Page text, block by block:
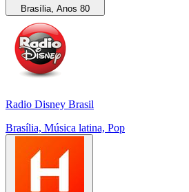
Brasília, Anos 80
Radio Disney Brasil
Brasília, Música latina, Pop